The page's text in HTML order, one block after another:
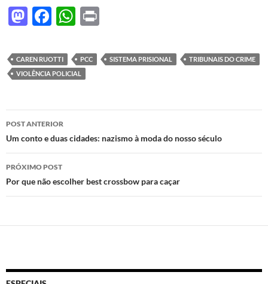
M
to
d
n
F
e
b
o
k
W
at
s
p
p
nt
CAREN RUOTTI PCC SISTEMA PRISIONAL
TRIBUNAIS DO CRIME
VIOLÊNCIA POLICIAL
Navegação
de
posts
POST ANTERIOR
Um conto e duas cidades: nazismo à moda do nosso século
PRÓXIMO POST
Por que não escolher best crossbow para caçar